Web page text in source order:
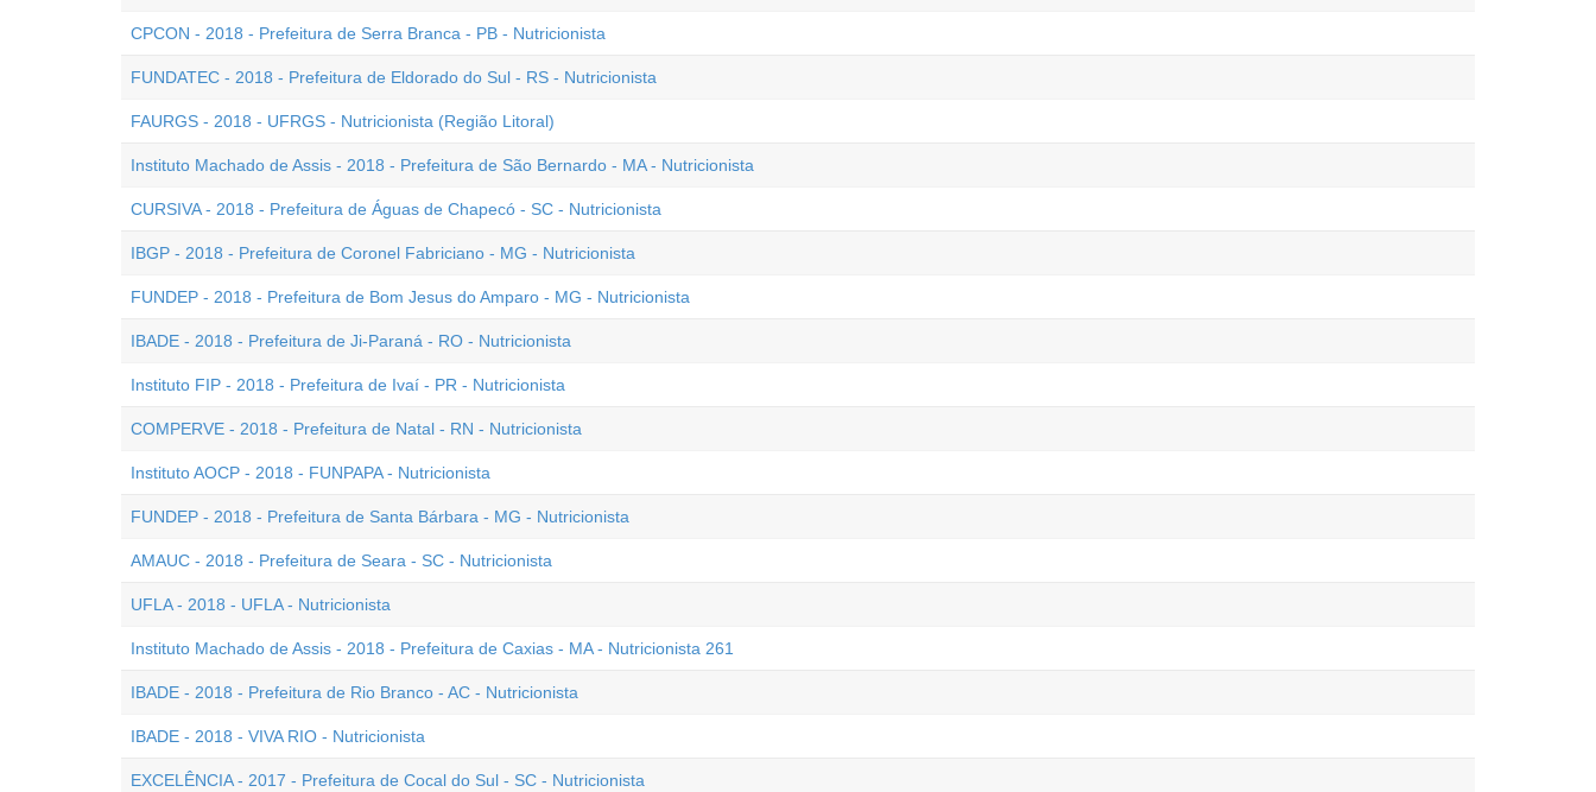
CPCON - 2018 - Prefeitura de Serra Branca - PB - Nutricionista
FUNDATEC - 2018 - Prefeitura de Eldorado do Sul - RS - Nutricionista
FAURGS - 2018 - UFRGS - Nutricionista (Região Litoral)
Instituto Machado de Assis - 2018 - Prefeitura de São Bernardo - MA - Nutricionista
CURSIVA - 2018 - Prefeitura de Águas de Chapecó - SC - Nutricionista
IBGP - 2018 - Prefeitura de Coronel Fabriciano - MG - Nutricionista
FUNDEP - 2018 - Prefeitura de Bom Jesus do Amparo - MG - Nutricionista
IBADE - 2018 - Prefeitura de Ji-Paraná - RO - Nutricionista
Instituto FIP - 2018 - Prefeitura de Ivaí - PR - Nutricionista
COMPERVE - 2018 - Prefeitura de Natal - RN - Nutricionista
Instituto AOCP - 2018 - FUNPAPA - Nutricionista
FUNDEP - 2018 - Prefeitura de Santa Bárbara - MG - Nutricionista
AMAUC - 2018 - Prefeitura de Seara - SC - Nutricionista
UFLA - 2018 - UFLA - Nutricionista
Instituto Machado de Assis - 2018 - Prefeitura de Caxias - MA - Nutricionista 261
IBADE - 2018 - Prefeitura de Rio Branco - AC - Nutricionista
IBADE - 2018 - VIVA RIO - Nutricionista
EXCELÊNCIA - 2017 - Prefeitura de Cocal do Sul - SC - Nutricionista